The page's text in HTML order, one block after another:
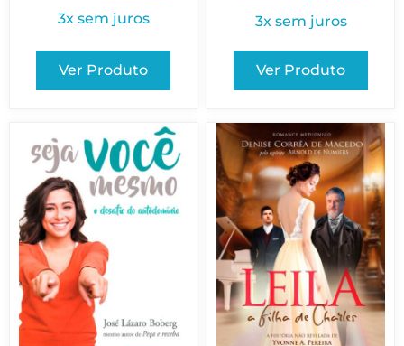
3x sem juros
Ver Produto
3x sem juros
Ver Produto